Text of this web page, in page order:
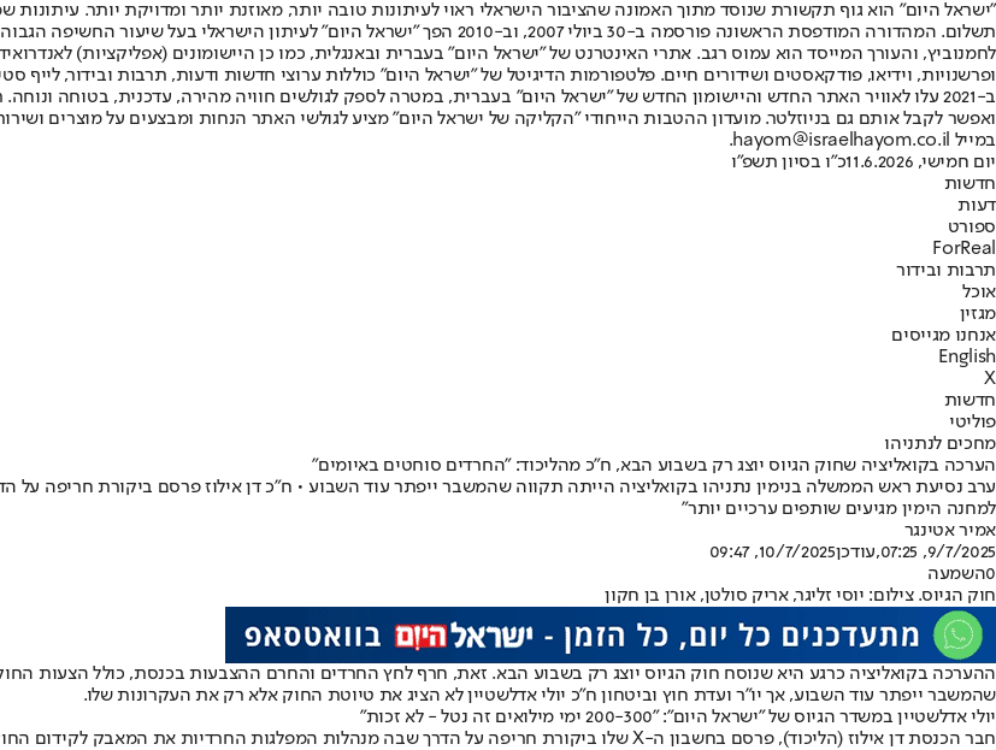
"ישראל היום" הוא גוף תקשורת שנוסד מתוך האמונה שהציבור הישראלי ראוי לעיתונות טובה יותר, מאוזנת יותר ומדויקת יותר. עיתונות
תשלום. המהדורה המודפסת הראשונה פורסמה ב-30 ביולי 2007, וב-2010 הפך "ישראל היום"
ופרשנויות, וידיאו, פודקאסטים ושידורים חיים. פלטפורמות הדיגיטל של "ישראל היום" כוללות ערוצי חדשות ודעות, תרבות ובידור, לייף
ב-2021 עלו לאוויר האתר החדש והיישומון החדש של "ישראל היום" בעברית, במטרה לספק לגולשים חוויה מהירה, עדכנית, בטוחה
ואפשר לקבל אותם גם בניוזלטר. מועדון ההטבות הייחודי "הקליקה של ישראל היום" מציע לגולשי האתר הנחות ומבצעים על מוצרים
במייל hayom@israelhayom.co.il.
יום חמישי, 11.6.2026
כ"ו בסיון תשפ"ו
חדשות
דעות
ספורט
ForReal
תרבות ובידור
אוכל
מגזין
אנחנו מגייסים
English
X
חדשות
פוליטי
מחכים לנתניהו
הערכה בקואליציה שחוק הגיוס יוצג רק בשבוע הבא, ח"כ מהליכוד: "החרדים סוחטים באיומים"
ערב נסיעת ראש הממשלה בנימין נתניהו בקואליציה הייתה תקווה שהמשבר ייפתר עוד השבוע • ח"כ דן אילוז פרסם ביקורת חריפה
למחנה הימין מגיעים שותפים ערכיים יותר"
אמיר אטינגר
9/7/2025, 07:25
,עודכן10/7/2025, 09:47
0השמעה
חוק הגיוס. צילום: יוסי זליגר, אריק סולטן, אורן בן חקון
ההערכה בקואליציה כרגע היא שנוסח חוק הגיוס יוצג רק בשבוע הבא. זאת, חרף לחץ החרדים והחרם ההצבעות בכנסת, כולל הצעות
שהמשבר ייפתר עוד השבוע, אך יו"ר ועדת חוץ וביטחון ח"כ יולי אדלשטיין לא הציג את טיוטת החוק אלא רק את העקרונות שלו.
יולי אדלשטיין במשדר הגיוס של "ישראל היום": "200-300 ימי מילואים זה נטל - לא זכות"
חבר הכנסת דן אילוז (הליכוד), פרסם בחשבון ה-X שלו ביקורת חריפה על הדרך שבה מנהלות המפלגות החרדיות את המאבק לקידום החוק.